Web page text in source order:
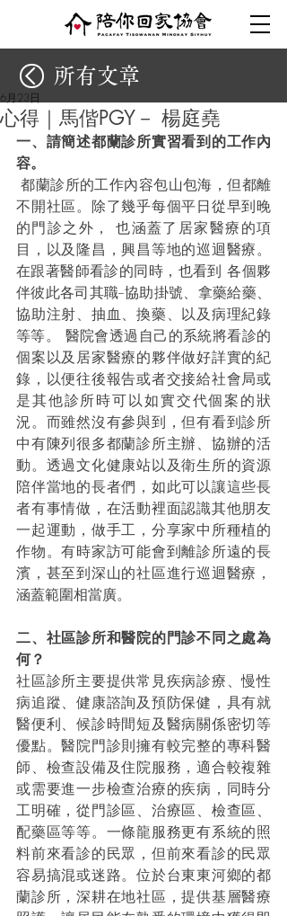
心得｜馬偕PGY－ 楊庭堯
6月23日
一、請簡述都蘭診所實習看到的工作內
容。
都蘭診所的工作內容包山包海，但都離
不開社區。除了幾乎每個平日從早到晚
的門診之外， 也涵蓋了居家醫療的項
目，以及隆昌，興昌等地的巡迴醫療。
在跟著醫師看診的同時，也看到 各個夥
伴彼此各司其職--協助掛號、拿藥給藥、
協助注射、抽血、換藥、以及病理紀錄
等等。 醫院會透過自己的系統將看診的
個案以及居家醫療的夥伴做好詳實的紀
錄，以便往後報告或者交接給社會局或
是其他診所時可以如實交代個案的狀
況。而雖然沒有參與到，但有看到診所
中有陳列很多都蘭診所主辦、協辦的活
動。透過文化健康站以及衛生所的資源
陪伴當地的長者們，如此可以讓這些長
者有事情做，在活動裡面認識其他朋友
一起運動，做手工，分享家中所種植的
作物。有時家訪可能會到離診所遠的長
濱，甚至到深山的社區進行巡迴醫療，
涵蓋範圍相當廣。
二、社區診所和醫院的門診不同之處為
何？
社區診所主要提供常見疾病診療、慢性
病追蹤、健康諮詢及預防保健，具有就
醫便利、候診時間短及醫病關係密切等
優點。醫院門診則擁有較完整的專科醫
師、檢查設備及住院服務，適合較複雜
或需要進一步檢查治療的疾病，同時分
工明確，從門診區、治療區、檢查區、
配藥區等等。一條龍服務更有系統的照
料前來看診的民眾，但前來看診的民眾
容易搞混或迷路。位於台東東河鄉的都
蘭診所，深耕在地社區，提供基層醫療
所有文章